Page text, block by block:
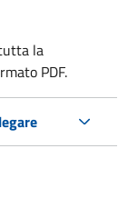
la
PDF.